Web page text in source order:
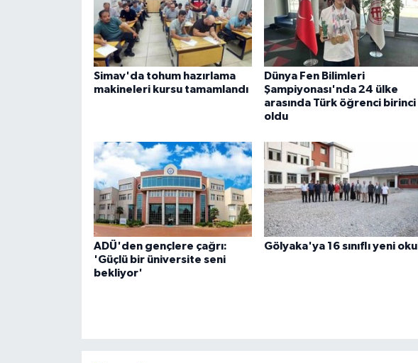
Simav'da tohum hazırlama
makineleri kursu tamamlandı
Dünya Fen Bilimleri
Şampiyonası'nda 24 ülke
arasında Türk öğrenci birinci
oldu
ADÜ'den gençlere çağrı:
'Güçlü bir üniversite seni
bekliyor'
Gölyaka'ya 16 sınıflı yeni okul